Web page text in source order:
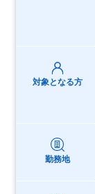
対象となる方
勤務地